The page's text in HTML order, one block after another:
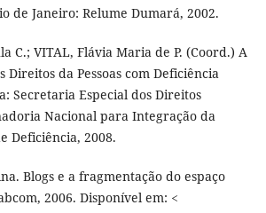
de Janeiro: Relume Dumará, 2002.
C.; VITAL, Flávia Maria de P. (Coord.) A
Direitos da Pessoas com Deficiência
Secretaria Especial dos Direitos
Nacional para Integração da
Deficiência, 2008.
Blogs e a fragmentação do espaço
2006. Disponível em: <